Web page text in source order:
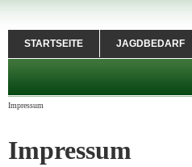
STARTSEITE JAGDBEDARF
Impressum
Impressum